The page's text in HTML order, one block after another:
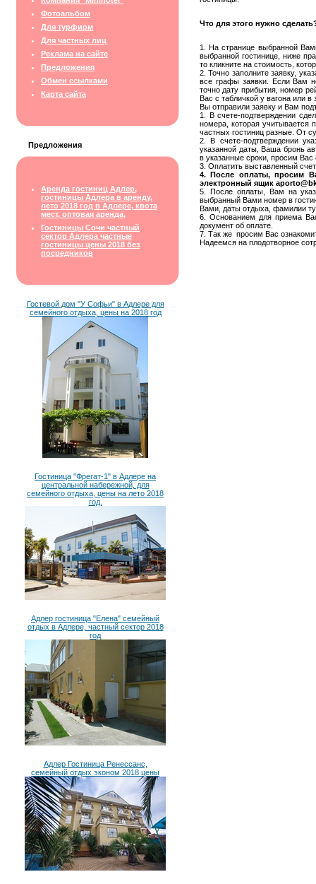
Фотоальбом
Для турфирм
Для частных лиц
Реклама на сайте
Предложения
Обмен ссылками
Карта сайта
Предложения
Аренда гостиниц Адлер,
гостиницы Адлера в аренду,
лето 2018 год в Адлере, квота
мест, оптовая аренда,
Гостиницы Сочи частный
сектор Адлера частные
гостиницы цены 2018 без
посредников
Гостевой дом "У Софьи" в Адлере для
семейного отдыха, цены на 2018 год
Гостиница "Фрегат-1" в Адлере на
центральной набережной, для
семейного отдыха, цены на лето 2018
год.
Адлер гостиница "Елена" семейный
отдых в Адлере, частный сектор 2018
год
Адлер Гостиница Ренессанс,
семейный отдых эконом 2018 цены
Что для этого нужно
1. На странице выбранной
выбранной гостинице, ниже
то кликните на стоимость,
2. Точно заполните заявку,
все графы заявки. Если Вам
точно дату прибытия, номер
Вас с табличкой у вагона или в
Вы отправили заявку и Вам
1. В счете-подтверждении
номера, которая учитывается
частных гостиниц разные. От
2. В счете-подтверждении
указанной даты, Ваша бронь
в указанные сроки, просим
3. Оплатить выставленный
4. После оплаты, просим
электронный ящик
5. После оплаты, Вам на
выбранный Вами номер в
Вами, даты отдыха, фамилии
6. Основанием для приема
документ об оплате.
7. Так же просим Вас
Надеемся на плодотворное